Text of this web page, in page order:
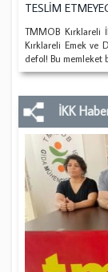
TESLİM
TMMOB Kırklareli
Kırklareli Emek ve
defol! Bu memleket
İKK